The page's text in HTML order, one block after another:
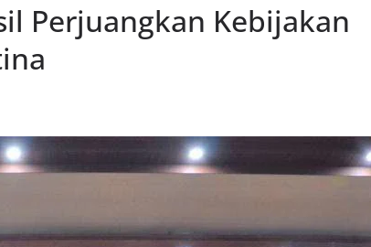
Perjuangkan Kebijakan